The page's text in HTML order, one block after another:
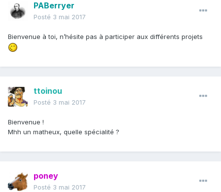
PABerryer
Posté 3 mai 2017
Bienvenue à toi, n’hésite pas à participer aux différents projets
ttoinou
Posté 3 mai 2017
Bienvenue !
Mhh un matheux, quelle spécialité ?
poney
Posté 3 mai 2017